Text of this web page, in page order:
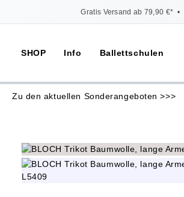
Gratis Versand ab 79,90 €* •
SHOP Info Ballettschulen
Zu den aktuellen Sonderangeboten >>>